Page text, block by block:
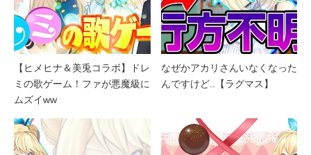
【ヒメヒナ＆美兎コラボ】ドレ
ミの歌ゲーム！ファが悪魔級に
ムズイww
なぜかアカリさんいなくなった
んですけど..【ラグマス】